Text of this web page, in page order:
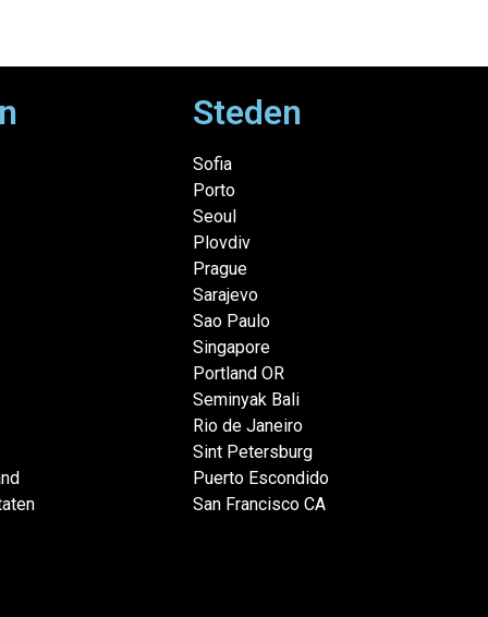
Steden
Sofia
Porto
Seoul
Plovdiv
Prague
Sarajevo
Sao Paulo
Singapore
Portland OR
Seminyak Bali
Rio de Janeiro
Sint Petersburg
Puerto Escondido
San Francisco CA